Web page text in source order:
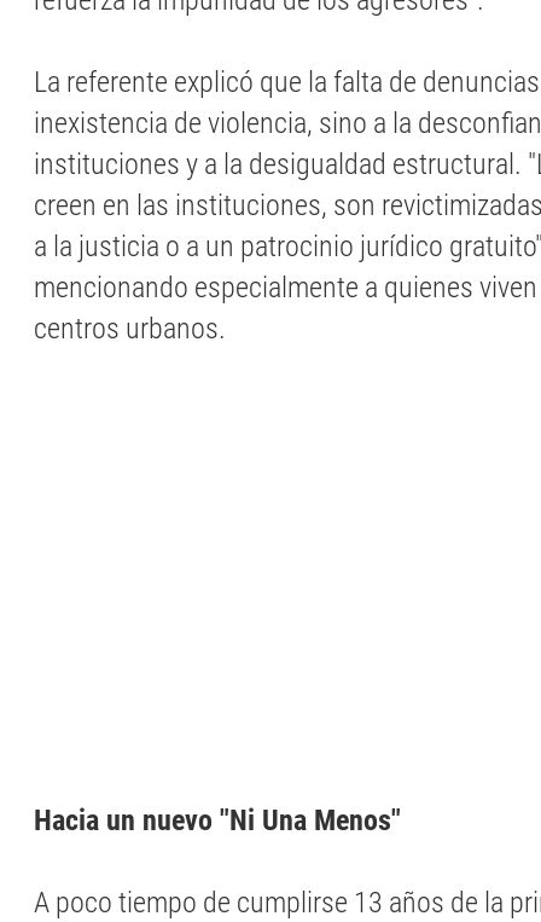
La referente explicó que la falta de
inexistencia de violencia, sino a la
instituciones y a la desigualdad estructural.
creen en las instituciones, son
a la justicia o a un patrocinio jurídico
mencionando especialmente a quienes
centros urbanos.
Hacia un nuevo "Ni Una Menos"
A poco tiempo de cumplirse 13 años de la